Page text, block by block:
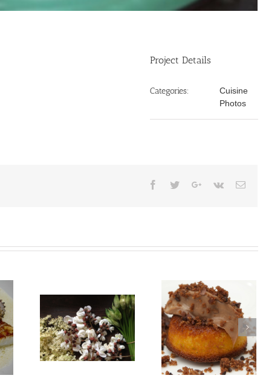
Project Details
Categories:
Cuisine
Photos
Facebook
TwitterGoogle+
Vk Email
Biscuit Chocolat Bonite